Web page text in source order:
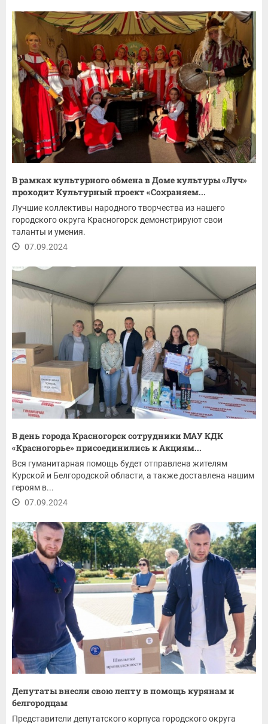
В рамках культурного обмена в Доме культуры «Луч»
проходит Культурный проект «Сохраняем...
Лучшие коллективы народного творчества из нашего
городского округа Красногорск демонстрируют свои
таланты и умения.
07.09.2024
В день города Красногорск сотрудники МАУ КДК
«Красногорье» присоединились к Акциям...
Вся гуманитарная помощь будет отправлена жителям
Курской и Белгородской области, а также доставлена нашим
героям в...
07.09.2024
Депутаты внесли свою лепту в помощь курянам и
белгородцам
Представители депутатского корпуса городского округа